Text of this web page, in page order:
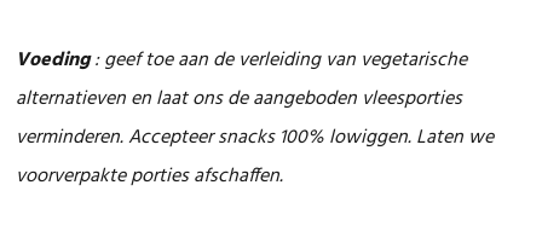
Voeding: geef toe aan de verleiding van vegetarische
alternatieven en laat ons de aangeboden vleesporties
verminderen. Accepteer snacks 100% lowiggen. Laten we
voorverpakte porties afschaffen.